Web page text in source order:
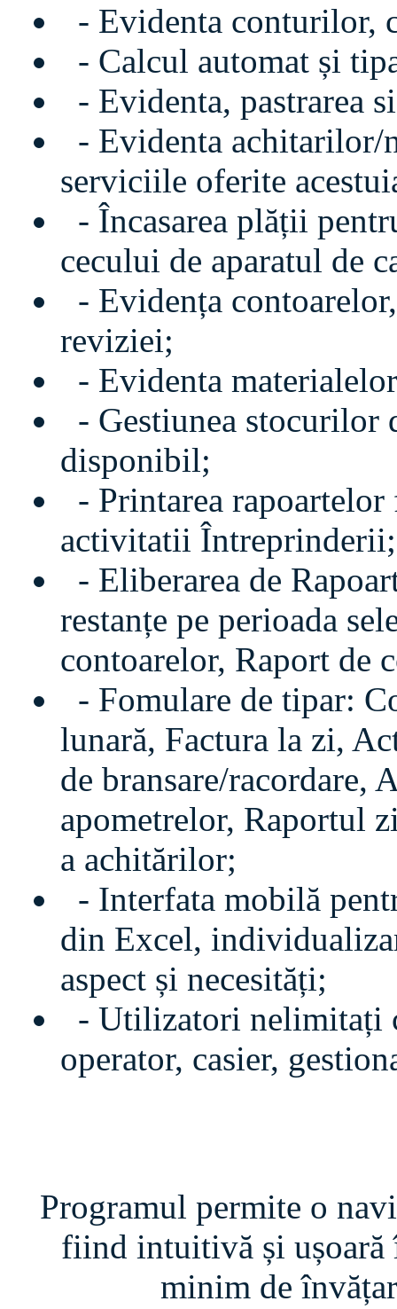
- Evidenta conturilor,
- Calcul automat și
- Evidenta, pastrarea
- Evidenta achitarilor/
serviciile oferite
- Încasarea plății
cecului de aparatul de
- Evidența
reviziei;
- Evidenta
- Gestiunea stocurilor
disponibil;
- Printarea
activitatii Întreprinderii;
- Eliberarea de
restanțe pe perioada
contoarelor, Raport de
- Fomulare de tipar:
lunară, Factura la zi,
de bransare/racordare,
apometrelor, Raportul
a achitărilor;
- Interfata mobilă
din Excel,
aspect și necesități;
- Utilizatori nelimitați
operator, casier,
Programul permite o
fiind intuitivă și ușoară
minim de